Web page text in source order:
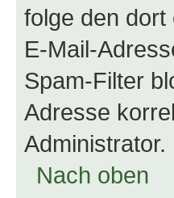
folge den dort
E-Mail-
Spam-Filter
Adresse
Administrator.
Nach oben